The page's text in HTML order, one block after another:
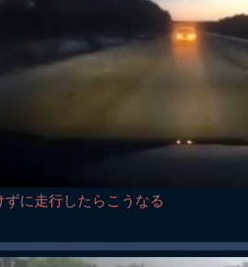
ずに走行したらこうなる